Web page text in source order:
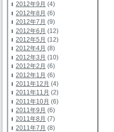
2012年9月 (4)
2012年8月 (6)
2012年7月 (9)
2012年6月 (12)
2012年5月 (12)
2012年4月 (8)
2012年3月 (10)
2012年2月 (6)
2012年1月 (6)
2011年12月 (4)
2011年11月 (2)
2011年10月 (6)
2011年9月 (6)
2011年8月 (7)
2011年7月 (8)